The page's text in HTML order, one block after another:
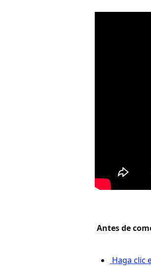
Antes de
Haga clic